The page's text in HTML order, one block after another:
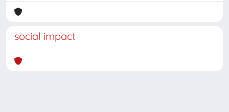
social impact